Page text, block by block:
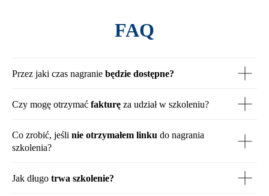
FAQ
Przez jaki czas nagranie będzie dostępne?
Czy mogę otrzymać fakturę za udział w szkoleniu?
Co zrobić, jeśli nie otrzymałem linku do nagrania
szkolenia?
Jak długo trwa szkolenie?